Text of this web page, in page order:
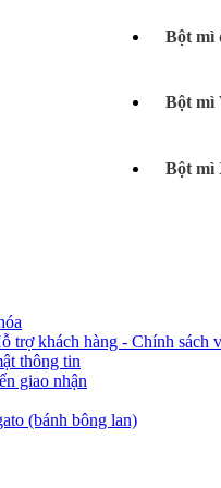
Bột mì
Bột mì
Bột mì
trợ khách hàng - Chính sách
thông tin
giao nhận
(bánh bông lan)